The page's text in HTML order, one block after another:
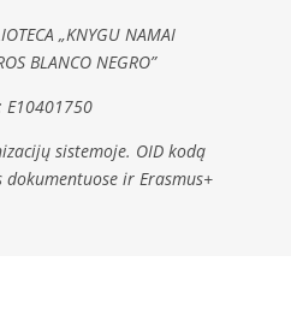
„KNYGU NAMAI
BLANCO NEGRO”
E10401750
sistemoje. OID kodą
ir Erasmus+